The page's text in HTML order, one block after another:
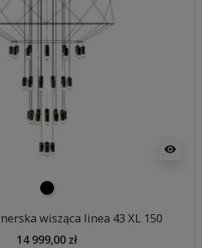
visibility
czarny
wisząca linea 43 XL 150
14 999,00 zł